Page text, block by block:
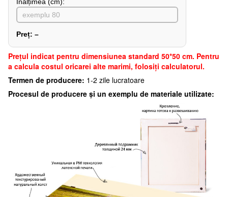
Preț: –
Preţul indicat pentru dimensiunea standard 50*50 cm. Pentru
a calcula costul oricarei alte marimi, folosiți calculatorul.
Termen de producere: 1-2 zile lucratoare
Procesul de producere și un exemplu de materiale utilizate: